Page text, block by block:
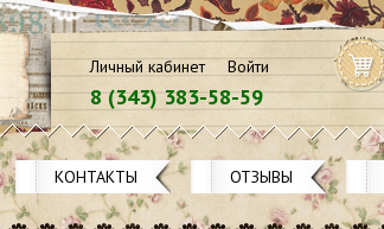
Личный кабинет Войти
8 (343) 383-58-59
КОНТАКТЫ ОТЗЫВЫ